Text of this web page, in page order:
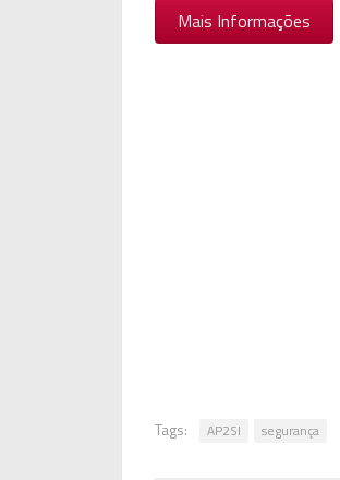
Mais Informações
Tags: AP2SI segurança